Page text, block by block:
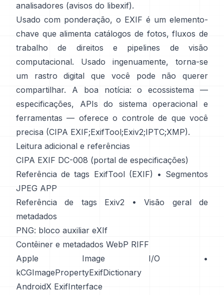
analisadores (avisos do libexif).
Usado com ponderação, o EXIF é um elemento-
chave que alimenta catálogos de fotos, fluxos de
trabalho de direitos e pipelines de visão
computacional. Usado ingenuamente, torna-se
um rastro digital que você pode não querer
compartilhar. A boa notícia: o ecossistema —
especificações, APIs do sistema operacional e
ferramentas — oferece o controle de que você
precisa (CIPA EXIF;ExifTool;Exiv2;IPTC;XMP).
Leitura adicional e referências
CIPA EXIF DC-008 (portal de especificações)
Referência de tags ExifTool (EXIF) • Segmentos
JPEG APP
Referência de tags Exiv2 •
Visão geral de
metadados
PNG: bloco auxiliar eXIf
Contêiner e metadados WebP RIFF
Apple Image I/O •
kCGImagePropertyExifDictionary
AndroidX ExifInterface